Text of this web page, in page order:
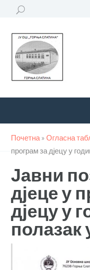
Почетна »Огласна
програм за дјецу у
Јавни
дјеце у
дјецу у
полазак